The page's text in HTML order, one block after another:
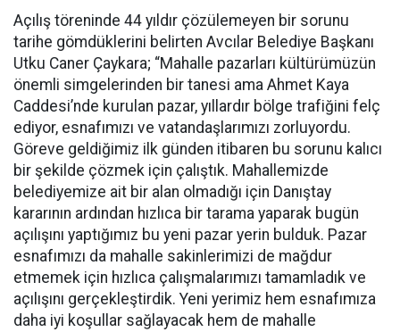
Açılış töreninde 44 yıldır çözülemeyen bir sorunu
tarihe gömdüklerini belirten Avcılar Belediye Başkanı
Utku Caner Çaykara; “Mahalle pazarları kültürümüzün
önemli simgelerinden bir tanesi ama Ahmet Kaya
Caddesi’nde kurulan pazar, yıllardır bölge trafiğini felç
ediyor, esnafımızı ve vatandaşlarımızı zorluyordu.
Göreve geldiğimiz ilk günden itibaren bu sorunu kalıcı
bir şekilde çözmek için çalıştık. Mahallemizde
belediyemize ait bir alan olmadığı için Danıştay
kararının ardından hızlıca bir tarama yaparak bugün
açılışını yaptığımız bu yeni pazar yerin bulduk. Pazar
esnafımızı da mahalle sakinlerimizi de mağdur
etmemek için hızlıca çalışmalarımızı tamamladık ve
açılışını gerçekleştirdik. Yeni yerimiz hem esnafımıza
daha iyi koşullar sağlayacak hem de mahalle